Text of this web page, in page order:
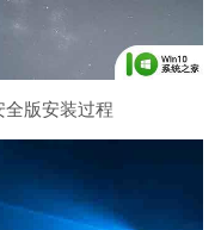
全版安装过程